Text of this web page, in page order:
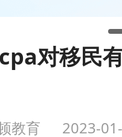
对移民
教育 2023-